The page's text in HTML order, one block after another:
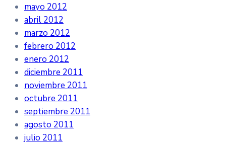
mayo 2012
abril 2012
marzo 2012
febrero 2012
enero 2012
diciembre 2011
noviembre 2011
octubre 2011
septiembre 2011
agosto 2011
julio 2011